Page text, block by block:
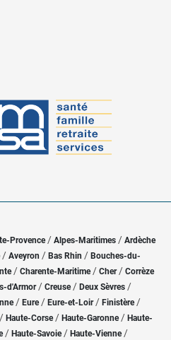
Provence / Alpes-Maritimes / Ardèche
/ Aveyron / Bas Rhin / Bouches-du-
/ Charente-Maritime/ Cher / Corrèze
d'Armor/ Creuse/ Deux Sèvres /
/ Eure/ Eure-et-Loir / Finistère/
/ Haute-Corse/ Haute-Garonne/ Haute-
/ Haute-Savoie/ Haute-Vienne/